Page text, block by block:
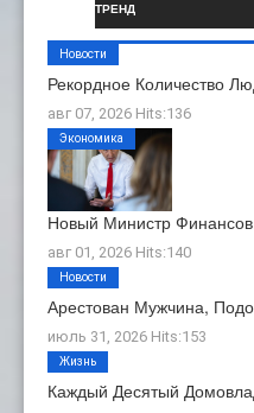
ТРЕНД
Рекордное Количество
авг 07, 2026 Hits:136
Новости
Новый Министр
авг 01, 2026 Hits:140
Экономика
Арестован Мужчина,
июль 31, 2026 Hits:153
Новости
Каждый Десятый
Жизнь